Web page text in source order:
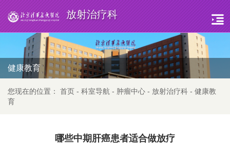
放射治疗科
健康教育
您现在的位置： 首页 - 科室导航 - 肿瘤中心 - 放射治疗科 - 健康教
育
哪些中期肝癌患者适合做放疗